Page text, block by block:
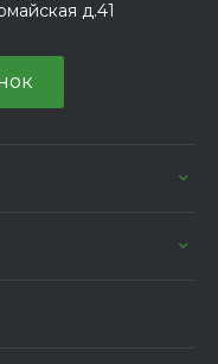
д.41